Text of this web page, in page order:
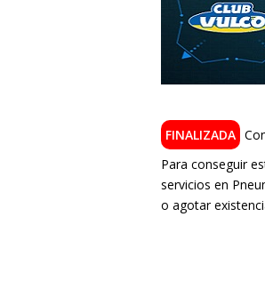
Para conseguir
servicios en
o agotar